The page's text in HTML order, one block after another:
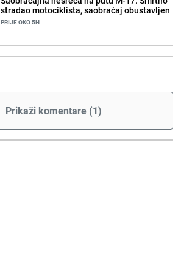
stradao motociklista, saobraćaj obustavljen
PRIJE OKO 5H
Prikaži komentare (1)